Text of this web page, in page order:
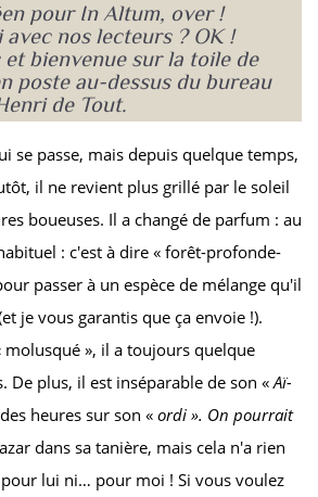
pour In Altum, over !
nos lecteurs ? OK !
bienvenue sur la toile de
poste au-dessus du bureau
de Tout.
se passe, mais depuis quelque temps,
il ne revient plus grillé par le soleil
boueuses. Il a changé de parfum : au
: c'est à dire « forêt-profonde-
passer à un espèce de mélange qu'il
je vous garantis que ça envoie !).
molusqué », il a toujours quelque
De plus, il est inséparable de son «Aï-
des heures sur son « ordi ». On pourrait
dans sa tanière, mais cela n'a rien
lui ni… pour moi ! Si vous voulez